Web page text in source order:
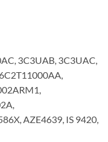
3C3UAB, 3C3UAC,
AZE4639, IS 9420,